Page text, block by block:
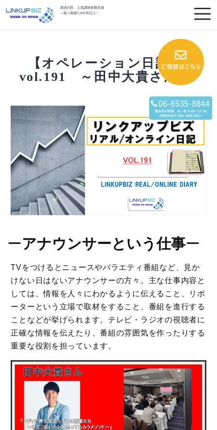
講演の匠 人気講師多数在籍
～延べ実績5,000件以上～
【オペレーション日記】
vol.191 ～田中大貴さん～
ーアナウンサーという仕事ー
TVをつけるとニュースやバラエティ番組など、見か
けない日はないアナウンサーの方々。主な仕事内容と
しては、情報を人々にわかるように伝えること、リポ
ーターという立場で取材をすること、番組を進行する
ことなどが挙げられます。テレビ・ラジオの視聴者に
正確な情報を伝えたり、番組の雰囲気を作ったりする
重要な役割を担っています。